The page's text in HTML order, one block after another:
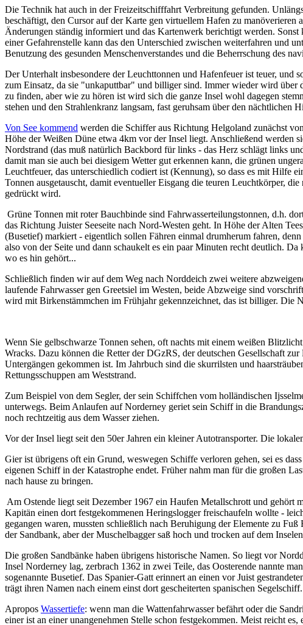
Die Technik hat auch in der Freizeitschifffahrt Verbreitung gefunden.
beschäftigt, den Cursor auf der Karte gen virtuellem Hafen zu manöverieren
Änderungen ständig informiert und das Kartenwerk berichtigt werden.
einer Gefahrenstelle kann das den Unterschied zwischen weiterfahren und
Benutzung des gesunden Menschenverstandes und die Beherrschung des
Der Unterhalt insbesondere der Leuchttonnen und Hafenfeuer ist teuer, und
zum Einsatz, da sie "unkaputtbar" und billiger sind. Immer wieder wird über
zu finden, aber wie zu hören ist wird sich die ganze Insel wohl dagegen
stehen und den Strahlenkranz langsam, fast geruhsam über den
Von See kommend werden die Schiffer aus Richtung Helgoland zunächst
Höhe der Weißen Düne etwa 4km vor der Insel liegt. Anschließend werden
Nordstrand (das muß natürlich Backbord für links - das Herz schlägt links
damit man sie auch bei diesigem Wetter gut erkennen kann, die grünen
Leuchtfeuer, das unterschiedlich codiert ist (Kennung), so dass es mit Hilfe
Tonnen ausgetauscht, damit eventueller Eisgang die teuren Leuchtkörper,
gedrückt wird.
Grüne Tonnen mit roter Bauchbinde sind Fahrwasserteilungstonnen, d.h.
das Richtung Juister Seeseite nach Nord-Westen geht. In Höhe der Alten
(Busetief) markiert - eigentlich sollen Fähren einmal drumherum fahren,
also von der Seite und dann schaukelt es ein paar Minuten recht deutlich.
wo es hin gehört...
Schließlich finden wir auf dem Weg nach Norddeich zwei weitere
laufende Fahrwasser gen Greetsiel im Westen, beide Abzweige sind
wird mit Birkenstämmchen im Frühjahr gekennzeichnet, das ist billiger. Die
Wenn Sie gelbschwarze Tonnen sehen, oft nachts mit einem weißen
Wracks. Dazu können die Retter der DGzRS, der deutschen Gesellschaft
Untergängen gekommen ist. Im Jahrbuch sind die skurrilsten und
Rettungsschuppen am Weststrand.
Zum Beispiel von dem Segler, der sein Schiffchen vom holländischen
unterwegs. Beim Anlaufen auf Norderney geriet sein Schiff in die
noch rechtzeitig aus dem Wasser ziehen.
Vor der Insel liegt seit den 50er Jahren ein kleiner Autotransporter. Die
Gier ist übrigens oft ein Grund, weswegen Schiffe verloren gehen, sei es
eigenen Schiff in der Katastrophe endet. Früher nahm man für die großen
nach hause zu bringen.
Am Ostende liegt seit Dezember 1967 ein Haufen Metallschrott und gehört
Kapitän einen dort festgekommenen Heringslogger freischaufeln wollte -
gegangen waren, mussten schließlich nach Beruhigung der Elemente zu
der Sandbank, aber der Muschelbagger saß hoch und trocken auf dem
Die großen Sandbänke haben übrigens historische Namen. So liegt vor
Insel Norderney lag, zerbrach 1362 in zwei Teile, das Oosterende nannte
sogenannte Busetief. Das Spanier-Gatt erinnert an einen vor Juist
trägt ihren Namen nach einem einst dort gescheiterten spanischen Segelschiff.
Apropos Wassertiefe: wenn man die Wattenfahrwasser befährt oder die
einer ist an einer unangenehmen Stelle schon festgekommen. Meist reicht